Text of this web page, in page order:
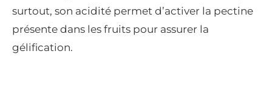
surtout, son acidité permet d’activer la pectine
présente dans les fruits pour assurer la
gélification.